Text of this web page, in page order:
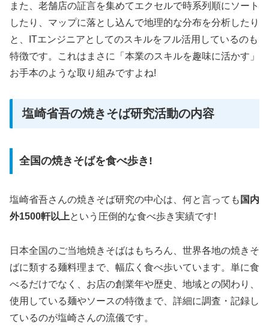
また、老舗店の証言を集めてエクセルで時系列順にソート
したり、マップに落とし込んで地理的な分布を分析したり
と、ITエンジニアとしてのスキルをフル活用しているのも
特徴です。これはまさに「本業のスキルを趣味に活かす」
お手本のような取り組みですよね!
塩崎省吾の焼きそば研究活動の内容
全国の焼きそばを食べ歩き!
塩崎省吾さんの焼きそば研究の中心は、何と言っても 国内
外1500軒以上という圧倒的な食べ歩き実績です!
日本全国のご当地焼きそばはもちろん、世界各地の焼きそ
ばに類する麺料理まで、幅広く食べ歩いています。単に食
べるだけでなく、お店の創業年や歴史、地域との関わり、
使用している麺やソースの特徴まで、詳細に調査・記録し
ているのが塩崎さんの流儀です。